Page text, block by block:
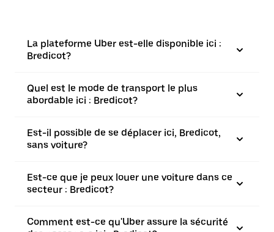
La plateforme Uber est-elle disponible ici :
Bredicot?
Quel est le mode de transport le plus
abordable ici : Bredicot?
Est-il possible de se déplacer ici, Bredicot,
sans voiture?
Est-ce que je peux louer une voiture dans ce
secteur : Bredicot?
Comment est-ce qu'Uber assure la sécurité